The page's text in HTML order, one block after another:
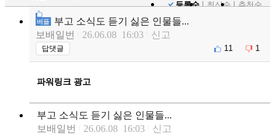
등록순
최신순 추천순
베플
부고 소식도 듣기 싫은 인물들...
보배일번
26.06.08 16:03 신고
답댓글 11 1
파워링크 광고
부고 소식도 듣기 싫은 인물들...
보배일번
26.06.08 16:03 신고